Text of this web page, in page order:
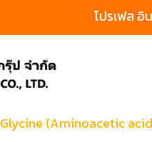
โปรเฟส
Glycine (Aminoacetic